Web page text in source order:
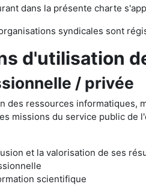
dans la présente charte
syndicales sont
d'utilisation
/ privée
des ressources
missions du service public de
et la valorisation de ses
scientifique